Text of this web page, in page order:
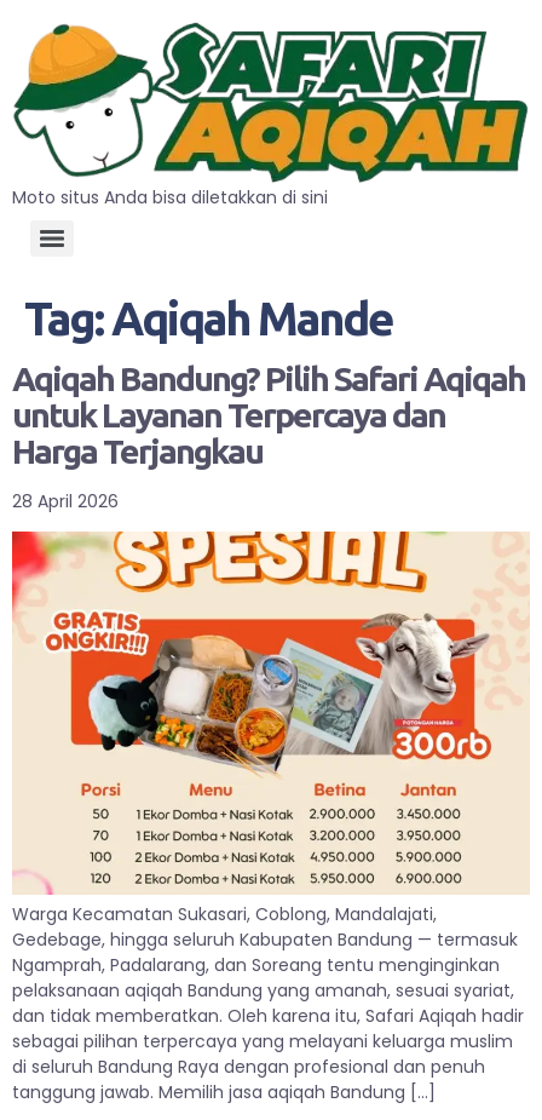
Moto situs Anda bisa diletakkan di sini
Tag:Aqiqah Mande
Aqiqah Bandung? Pilih Safari Aqiqah
untuk Layanan Terpercaya dan
Harga Terjangkau
28 April 2026
Warga Kecamatan Sukasari, Coblong, Mandalajati,
Gedebage, hingga seluruh Kabupaten Bandung — termasuk
Ngamprah, Padalarang, dan Soreang tentu menginginkan
pelaksanaan aqiqah Bandung yang amanah, sesuai syariat,
dan tidak memberatkan. Oleh karena itu, Safari Aqiqah hadir
sebagai pilihan terpercaya yang melayani keluarga muslim
di seluruh Bandung Raya dengan profesional dan penuh
tanggung jawab. Memilih jasa aqiqah Bandung […]